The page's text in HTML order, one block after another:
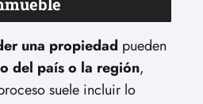
una propiedad pueden
del país o la región,
suele incluir lo